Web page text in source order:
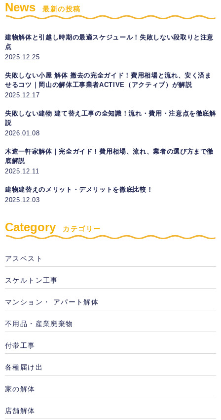
News 最新の投稿
建物解体と引越し時期の最適スケジュール！失敗しない段取りと注意
点
2025.12.25
失敗しない小屋 解体 撤去の完全ガイド！費用相場と流れ、安く済ま
せるコツ｜岡山の解体工事業者ACTIVE（アクティブ）が解説
2025.12.17
失敗しない建物 建て替え工事の全知識！流れ・費用・注意点を徹底解
説
2026.01.08
木造一軒家解体｜完全ガイド！費用相場、流れ、業者の選び方まで徹
底解説
2025.12.11
建物建替えのメリット・デメリットを徹底比較！
2025.12.03
Category カテゴリー
アスベスト
スケルトン工事
マンション・ アパート解体
不用品・産業廃棄物
付帯工事
各種届け出
家の解体
店舗解体